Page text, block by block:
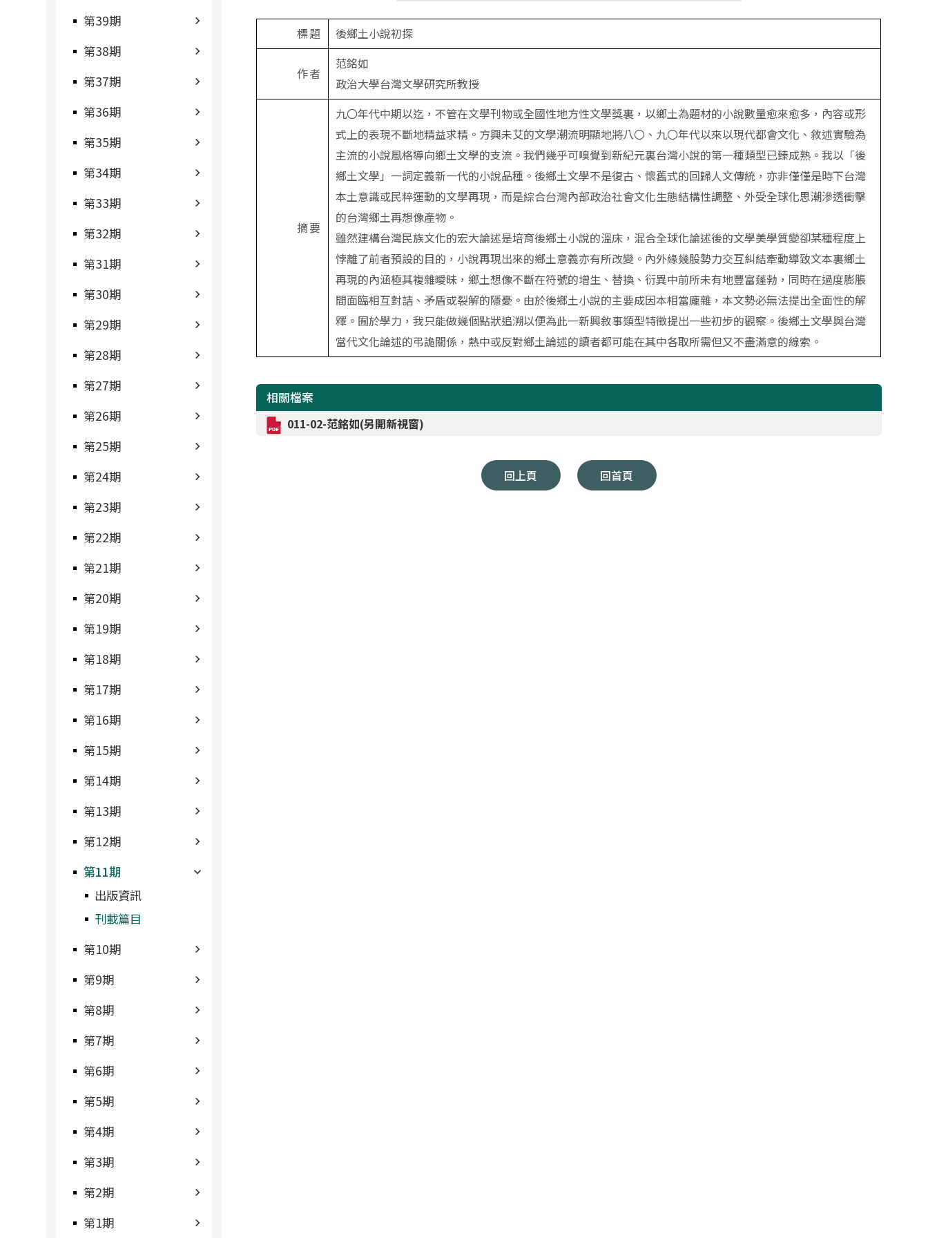
第39期
第38期
第37期
第36期
第35期
第34期
第33期
第32期
第31期
第30期
第29期
第28期
第27期
第26期
第25期
第24期
第23期
第22期
第21期
第20期
第19期
第18期
第17期
第16期
第15期
第14期
第13期
第12期
第11期
出版資訊
刊載篇目
第10期
第9期
第8期
第7期
第6期
第5期
第4期
第3期
第2期
第1期
標題 後鄉土小說初探
作者
范銘如
政治大學台灣文學研究所教授
摘要
九〇年代中期以迄，不管在文學刊物或全國性地方性文學獎裏，以鄉土為題材的小說數量愈來愈多，內容或形
式上的表現不斷地精益求精。方興未艾的文學潮流明顯地將八〇、九〇年代以來以現代都會文化、敘述實驗為
主流的小說風格導向鄉土文學的支流。我們幾乎可嗅覺到新紀元裏台灣小說的第一種類型已臻成熟。我以「後
鄉土文學」一詞定義新一代的小說品種。後鄉土文學不是復古、懷舊式的回歸人文傳統，亦非僅僅是時下台灣
本土意識或民粹運動的文學再現，而是綜合台灣內部政治社會文化生態結構性調整、外受全球化思潮滲透衝擊
的台灣鄉土再想像產物。
雖然建構台灣民族文化的宏大論述是培育後鄉土小說的溫床，混合全球化論述後的文學美學質變卻某種程度上
悖離了前者預設的目的，小說再現出來的鄉土意義亦有所改變。內外緣幾股勢力交互糾結牽動導致文本裏鄉土
再現的內涵極其複雜曖昧，鄉土想像不斷在符號的增生、替換、衍異中前所未有地豐富蓬勃，同時在過度膨脹
間面臨相互對詰、矛盾或裂解的隱憂。由於後鄉土小說的主要成因本相當龐雜，本文勢必無法提出全面性的解
釋。囿於學力，我只能做幾個點狀追溯以便為此一新興敘事類型特徵提出一些初步的觀察。後鄉土文學與台灣
當代文化論述的弔詭關係，熱中或反對鄉土論述的讀者都可能在其中各取所需但又不盡滿意的線索。
相關檔案
011-02-范銘如(另開新視窗)
回上頁 回首頁